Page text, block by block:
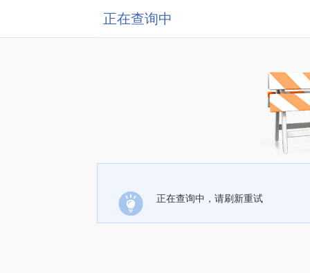
正在查询中
正在查询中，请刷新重试